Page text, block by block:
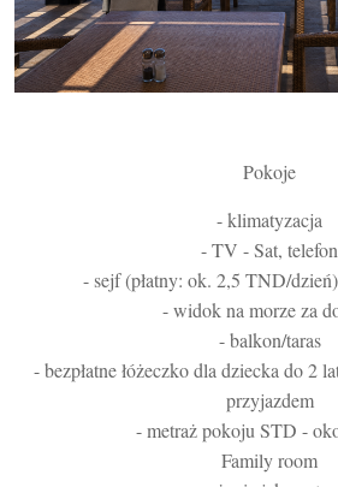
Pokoje
- klimatyzacja
- TV - Sat, telefon
- sejf (płatny: ok. 2,5 TND/
- widok na morze za
- balkon/taras
- bezpłatne łóżeczko dla dziecka do 2
przyjazdem
- metraż pokoju STD -
Family room